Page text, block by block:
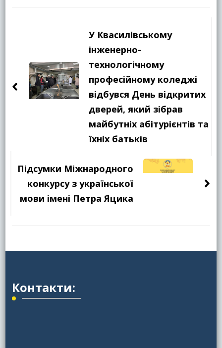
У Квасилівському
інженерно-
технологічному
професійному коледжі
відбувся День відкритих
дверей, який зібрав
майбутніх абітурієнтів та
їхніх батьків
Підсумки Міжнародного
конкурсу з української
мови імені Петра Яцика
Контакти: